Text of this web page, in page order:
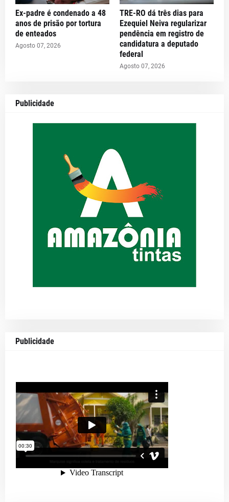
Ex-padre é condenado a 48
anos de prisão por tortura
de enteados
Agosto 07, 2026
TRE-RO dá três dias para
Ezequiel Neiva regularizar
pendência em registro de
candidatura a deputado
federal
Agosto 07, 2026
Publicidade
Publicidade